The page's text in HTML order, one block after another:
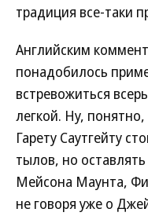
традиция все-таки
Английским
понадобилось
встревожиться
легкой. Ну,
Гарету Саутгейту
тылов, но
Мейсона Маунта,
не говоря уже о